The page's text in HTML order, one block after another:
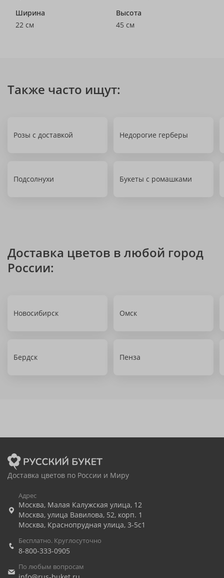
Ширина
22 см
Высота
45 см
Также часто ищут:
Розы с доставкой Недорогие герберы
Подсолнухи Букеты с ромашками
Доставка цветов в любой город
России:
Новосибирск Омск
Бердск Пенза
Доставка цветов по России и Миру
Адрес
Москва, Малая Калужская улица, 12
Москва, улица Вавилова, 52, корп. 1
Москва, Краснопрудная улица, 3-5с1
Бесплатно. Круглосуточно
8-800-333-0905
По любым вопросам